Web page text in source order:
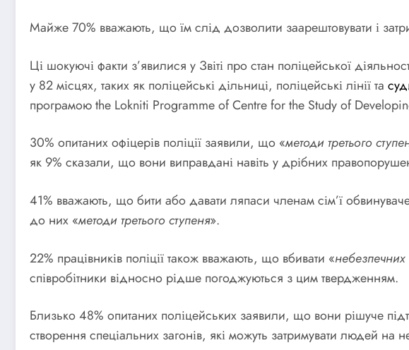
Майже 70% вважають, що їм слід дозволити заарештовувати і
Ці шокуючі факти з’явилися у Звіті про стан поліцейської
у 82 місцях, таких як поліцейські дільниці, поліцейські лінії та суд
програмою the Lokniti Programme of Centre for the Study of
30% опитаних офіцерів поліції заявили, що «методи третього
як 9% сказали, що вони виправдані навіть у дрібних
41% вважають, що бити або давати ляпаси членам сім’ї
до них «методи третього ступеня».
22% працівників поліції також вважають, що вбивати «небезпечних
співробітники відносно рідше погоджуються з цим твердженням.
Близько 48% опитаних поліцейських заявили, що вони рішуче
створення спеціальних загонів, які можуть затримувати людей на